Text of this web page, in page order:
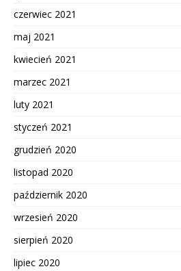
czerwiec 2021
maj 2021
kwiecień 2021
marzec 2021
luty 2021
styczeń 2021
grudzień 2020
listopad 2020
październik 2020
wrzesień 2020
sierpień 2020
lipiec 2020